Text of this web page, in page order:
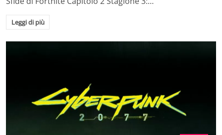
Leggi di più